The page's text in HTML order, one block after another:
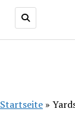
Startseite »